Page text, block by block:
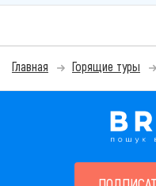
Главная Горящие туры